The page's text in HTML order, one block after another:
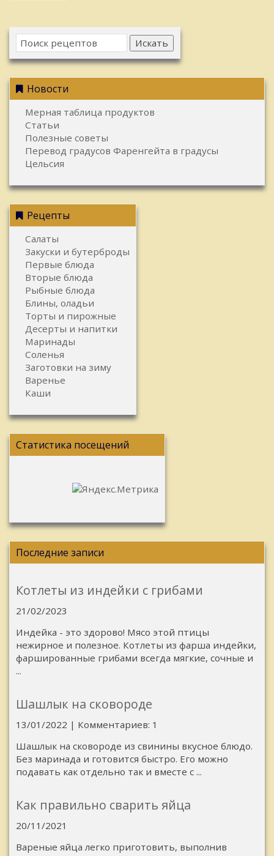
Искать
Новости
Мерная таблица продуктов
Статьи
Полезные советы
Перевод градусов Фаренгейта в градусы
Цельсия
Рецепты
Салаты
Закуски и бутерброды
Первые блюда
Вторые блюда
Рыбные блюда
Блины, оладьи
Торты и пирожные
Десерты и напитки
Маринады
Соленья
Заготовки на зиму
Варенье
Каши
Статистика посещений
Последние записи
Котлеты из индейки с грибами
21/02/2023
Индейка - это здорово! Мясо этой птицы
нежирное и полезное. Котлеты из фарша индейки,
фаршированные грибами всегда мягкие, сочные и
...
Шашлык на сковороде
13/01/2022 | Комментариев: 1
Шашлык на сковороде из свинины вкусное блюдо.
Без маринада и готовится быстро. Его можно
подавать как отдельно так и вместе с ...
Как правильно сварить яйца
20/11/2021
Вареные яйца легко приготовить, выполнив